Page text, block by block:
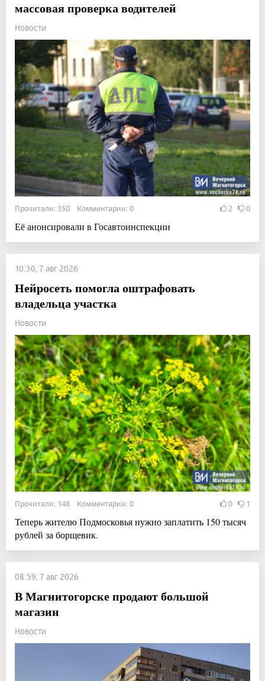
массовая проверка водителей
Новости
Прочитали: 350 Комментарии: 0 2 0
Её анонсировали в Госавтоинспекции
10:30, 7 авг 2026
Нейросеть помогла оштрафовать
владельца участка
Новости
Прочитали: 148 Комментарии: 0 0 1
Теперь жителю Подмосковья нужно заплатить 150 тысяч
рублей за борщевик.
08:59, 7 авг 2026
В Магнитогорске продают большой
магазин
Новости